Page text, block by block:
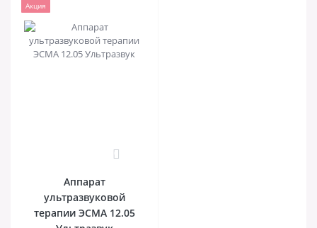
Акция
Аппарат
ультразвуковой
терапии ЭСМА 12.05